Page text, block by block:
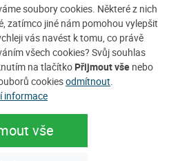
soubory cookies. Některé z nich
zatímco jiné nám pomohou vylepšit
vás navést k tomu, co právě
všech cookies? Svůj souhlas
na tlačítko Přijmout vše nebo
cookiesodmítnout.
informace
vše